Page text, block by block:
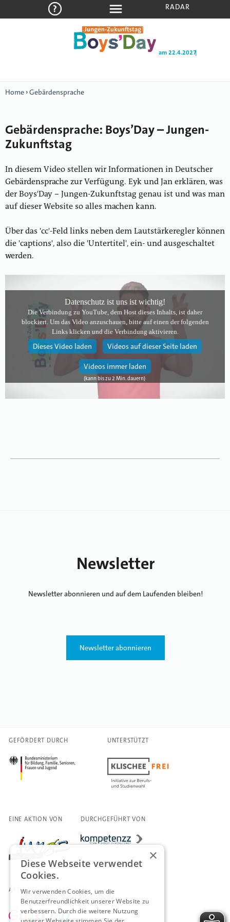
am 22.4.2027|
RADAR
Home ›Gebärdensprache
Gebärdensprache: Boys’Day – Jungen-
Zukunftstag
In diesem Video stellen wir Informationen in Deutscher
Gebärdensprache zur Verfügung. Eyk und Jan erklären, was
der Boys'Day – Jungen-Zukunftstag genau ist und was man
auf dieser Website so alles machen kann.
Über das 'cc'-Feld links neben dem Lautstärkeregler können
die 'captions', also die 'Untertitel', ein- und ausgeschaltet
werden.
Datenschutz ist uns ist wichtig!
Die Verbindung zu YouTube, dem Host dieses Inhalts, ist daher
blockiert. Um das Video anzuschauen, bitte auf einen der folgenden
Links klicken und die Verbindung aktivieren.
Dieses Video laden Videos auf dieser Seite laden
Videos immer laden
Newsletter
Newsletter abonnieren und auf dem Laufenden bleiben!
Newsletter abonnieren
GEFÖRDERT DURCH UNTERSTÜTZT
EINE AKTION VON DURCHGEFÜHRT VON
AKTIONEN FÜR MÄDCHEN
×
Diese Webseite verwendet
Cookies.
Wir verwenden Cookies, um die
Benutzerfreundlichkeit unserer Website zu
verbessern. Durch die weitere Nutzung